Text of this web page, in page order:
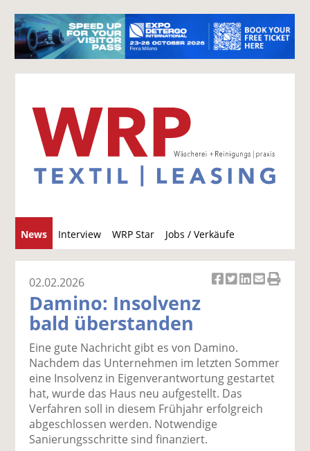
News Interview WRP Star Jobs / Verkäufe
u
c
el
a
uf
F
ac
e
b
t
wi
tt
er
n
a
uf
Li
n
k
er
E
m
ai
ru
ck
02.02.2026
Damino: Insolvenz
bald überstanden
Eine gute Nachricht gibt es von Damino.
Nachdem das Unternehmen im letzten Sommer
eine Insolvenz in Eigenverantwortung gestartet
hat, wurde das Haus neu aufgestellt. Das
Verfahren soll in diesem Frühjahr erfolgreich
abgeschlossen werden. Notwendige
Sanierungsschritte sind finanziert.